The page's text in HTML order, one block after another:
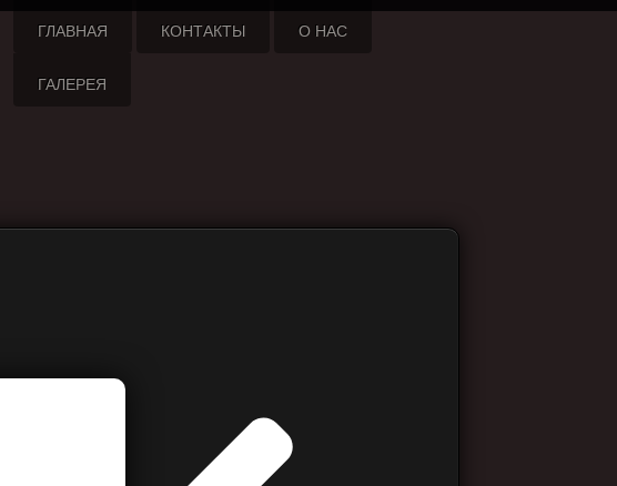
ГЛАВНАЯ КОНТАКТЫ О НАС
ГАЛЕРЕЯ